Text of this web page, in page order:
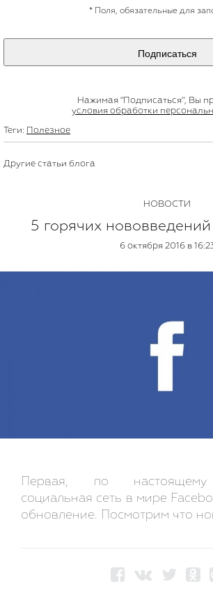
* Поля, обязательные для
Подписаться
Нажимая "Подписаться", Вы
условия обработки
Теги: Полезное
Другие статьи блога
НОВОСТИ
5 горячих
6 октября 2016 в
Первая, по настоящему
социальная сеть в мире
обновление. Посмотрим что